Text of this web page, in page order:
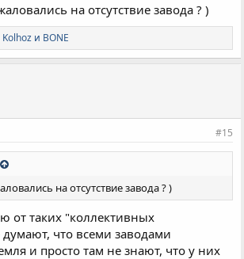
на отсутствие завода ? )
Kolhoz и BONE
#15
на отсутствие завода ? )
от таких "коллективных
что всеми заводами
и просто там не знают, что у них